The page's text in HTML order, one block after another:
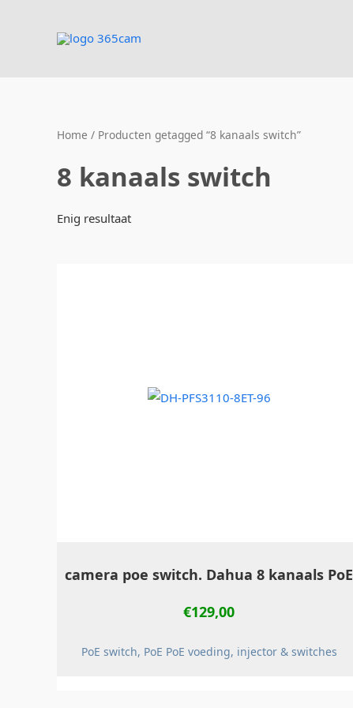
Home / Producten getagged “8 kanaals switch”
8 kanaals switch
Enig resultaat
camera poe switch. Dahua 8 kanaals PoE
€129,00
PoE switch, PoE PoE voeding, injector & switches